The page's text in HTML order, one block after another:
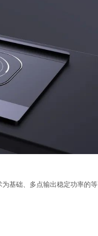
基础、多点输出稳定功率的等